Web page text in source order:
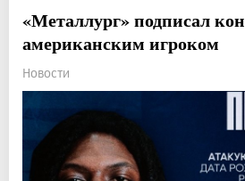
«Металлург» подписал
американским игроком
Новости